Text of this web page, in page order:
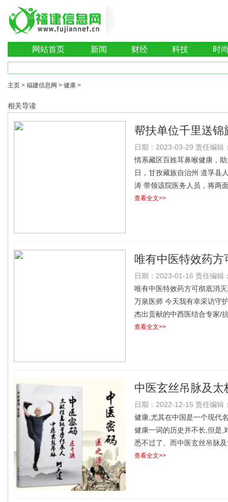
网站首页 新闻 财经 科技 时
主页 > 福建信息网 > 健康 >
相关导读
帮扶单位千里送
援助基层医院全面
日期：2023-03-29 责任编辑
情系藏区百姓耳鼻喉健康，
日，甘孜藏族自治州 道孚县
涛 带领该院医务人员，将两
查看全文>>
唯有中医特效药
访“国际健康宣传
日期：2023-01-16 责任编辑
唯有中医特效药方可彻底消
万泉医师 今天我有幸采访守
杰出贡献的中西医结合专家/
查看全文>>
中医玄丝吊脉及
—— 何大通
日期：2022-12-15 责任编辑
健康,尤其在中国是一个现代
健康一词的历史并不长,但是,
悉不过了。而中医玄丝吊脉
查看全文>>